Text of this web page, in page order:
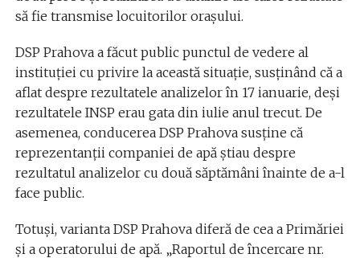
să fie transmise locuitorilor oraşului.
DSP Prahova a făcut public punctul de vedere al
instituţiei cu privire la această situaţie, susţinând că a
aflat despre rezultatele analizelor în 17 ianuarie, deşi
rezultatele INSP erau gata din iulie anul trecut. De
asemenea, conducerea DSP Prahova susţine că
reprezentanţii companiei de apă ştiau despre
rezultatul analizelor cu două săptămâni înainte de a-l
face public.
Totuşi, varianta DSP Prahova diferă de cea a Primăriei
şi a operatorului de apă. „Raportul de încercare nr.